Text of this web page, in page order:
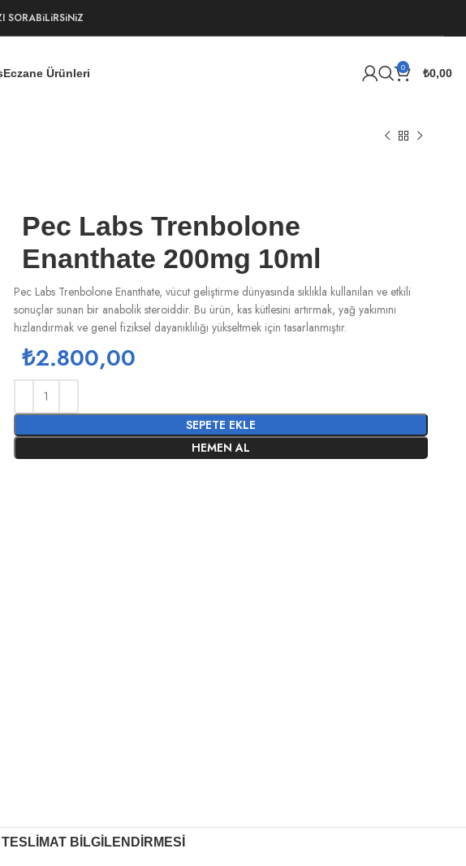
SORABiLiRSiNiZ
Eczane Ürünleri 0 ₺0,00
Pec Labs Trenbolone
Enanthate 200mg 10ml
Pec Labs Trenbolone Enanthate, vücut geliştirme dünyasında sıklıkla kullanılan ve etkili
sonuçlar sunan bir anabolik steroiddir. Bu ürün, kas kütlesini artırmak, yağ yakımını
hızlandırmak ve genel fiziksel dayanıklılığı yükseltmek için tasarlanmıştır.
₺2.800,00
SEPETE EKLE
HEMEN AL
BILGILENDIRMESI